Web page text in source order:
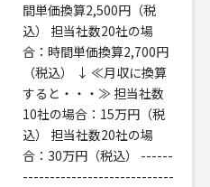
間単価換算2,500円（税
込） 担当社数20社の場
合：時間単価換算2,700円
（税込） ↓ ≪月収に換算
すると・・・≫ 担当社数
10社の場合：15万円（税
込） 担当社数20社の場
合：30万円（税込） ------
----------------------------